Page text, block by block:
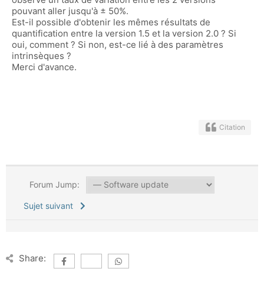
pouvant aller jusqu'à ± 50%.
Est-il possible d'obtenir les mêmes résultats de
quantification entre la version 1.5 et la version 2.0 ? Si
oui, comment ? Si non, est-ce lié à des paramètres
intrinsèques ?
Merci d'avance.
Citation
Forum Jump:
Sujet suivant
Share: